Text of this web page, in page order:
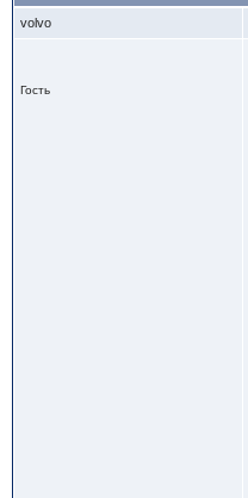
volvo
Гость